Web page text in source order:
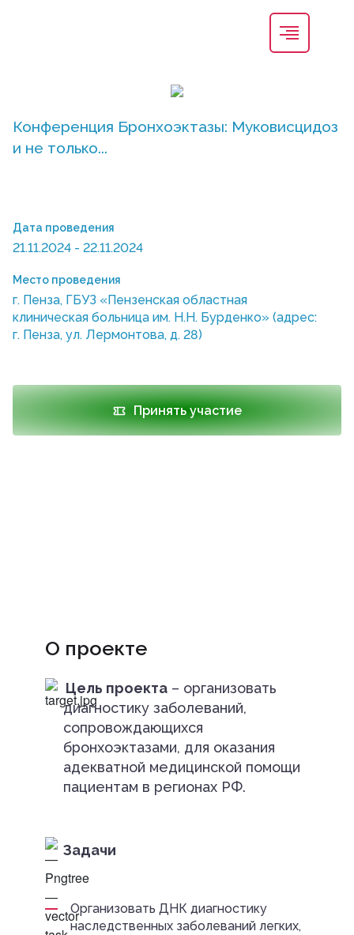
Конференция Бронхоэктазы: Муковисцидоз
и не только...
Дата проведения
21.11.2024 - 22.11.2024
Место проведения
г. Пенза, ГБУЗ «Пензенская областная
клиническая больница им. Н.Н. Бурденко» (адрес:
г. Пенза, ул. Лермонтова, д. 28)
Принять участие
О проекте
Цель проекта – организовать
диагностику заболеваний,
сопровождающихся
бронхоэктазами, для оказания
адекватной медицинской помощи
пациентам в регионах РФ.
Задачи
Организовать ДНК диагностику
наследственных заболеваний легких,